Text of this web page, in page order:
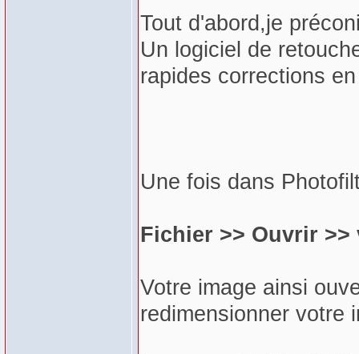
Tout d'abord,je
Un logiciel de
rapides corrections
Une fois dans
Fichier >> Ouvrir
Votre image ainsi
redimensionner votre